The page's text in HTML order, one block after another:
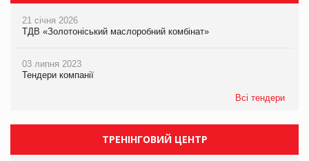
21 січня 2026
ТДВ «Золотоніський маслоробний комбінат»
03 липня 2023
Тендери компанії
Всі тендери
ТРЕНІНГОВИЙ ЦЕНТР